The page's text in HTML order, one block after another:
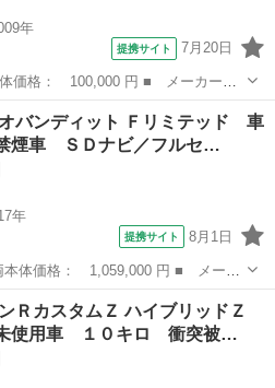
年
提携サイト 7月20日
ト ■ グレード名： Ｆ ＷＳＲ
パワステ エアコン タイミング
バンディット Ｆリミテッド 車
煙車 ＳＤナビ／フルセ…
年
提携サイト 8月1日
オバンディット ■ グレード
禁煙車 ＳＤナビ／フルセグＴＶ
ＲカスタムＺ ハイブリッドＺ
使用車 １０キロ 衝突被…